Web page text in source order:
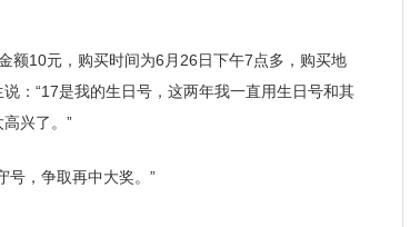
10元，购买时间为6月26日下午7点多，购买地
：“17是我的生日号，这两年我一直用生日号和其
兴了。”
，争取再中大奖。”